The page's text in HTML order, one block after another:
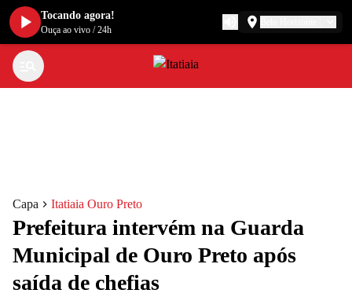
Capa Itatiaia Ouro Preto
Prefeitura intervém na Guarda
Municipal de Ouro Preto após
saída de chefias
Tocando agora!
Ouça ao vivo /24h